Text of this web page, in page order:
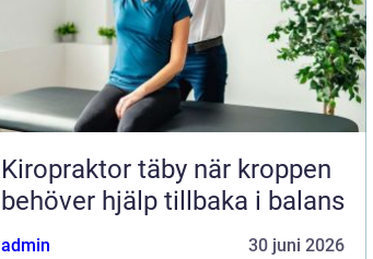
Kiropraktor täby när kroppen
behöver hjälp tillbaka i balans
admin 30 juni 2026